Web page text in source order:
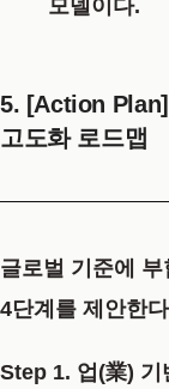
모델이다.
5. [Action
고도화 로드맵
글로벌 기준에
4단계를 제안한
Step 1. 업(業)